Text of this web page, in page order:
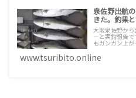
泉佐野出航
きた。釣果
大阪泉佐野か
ーと実釣報告
もガンガン上
った要因はひ
のヘビーウエイ
www.tsuribito.online